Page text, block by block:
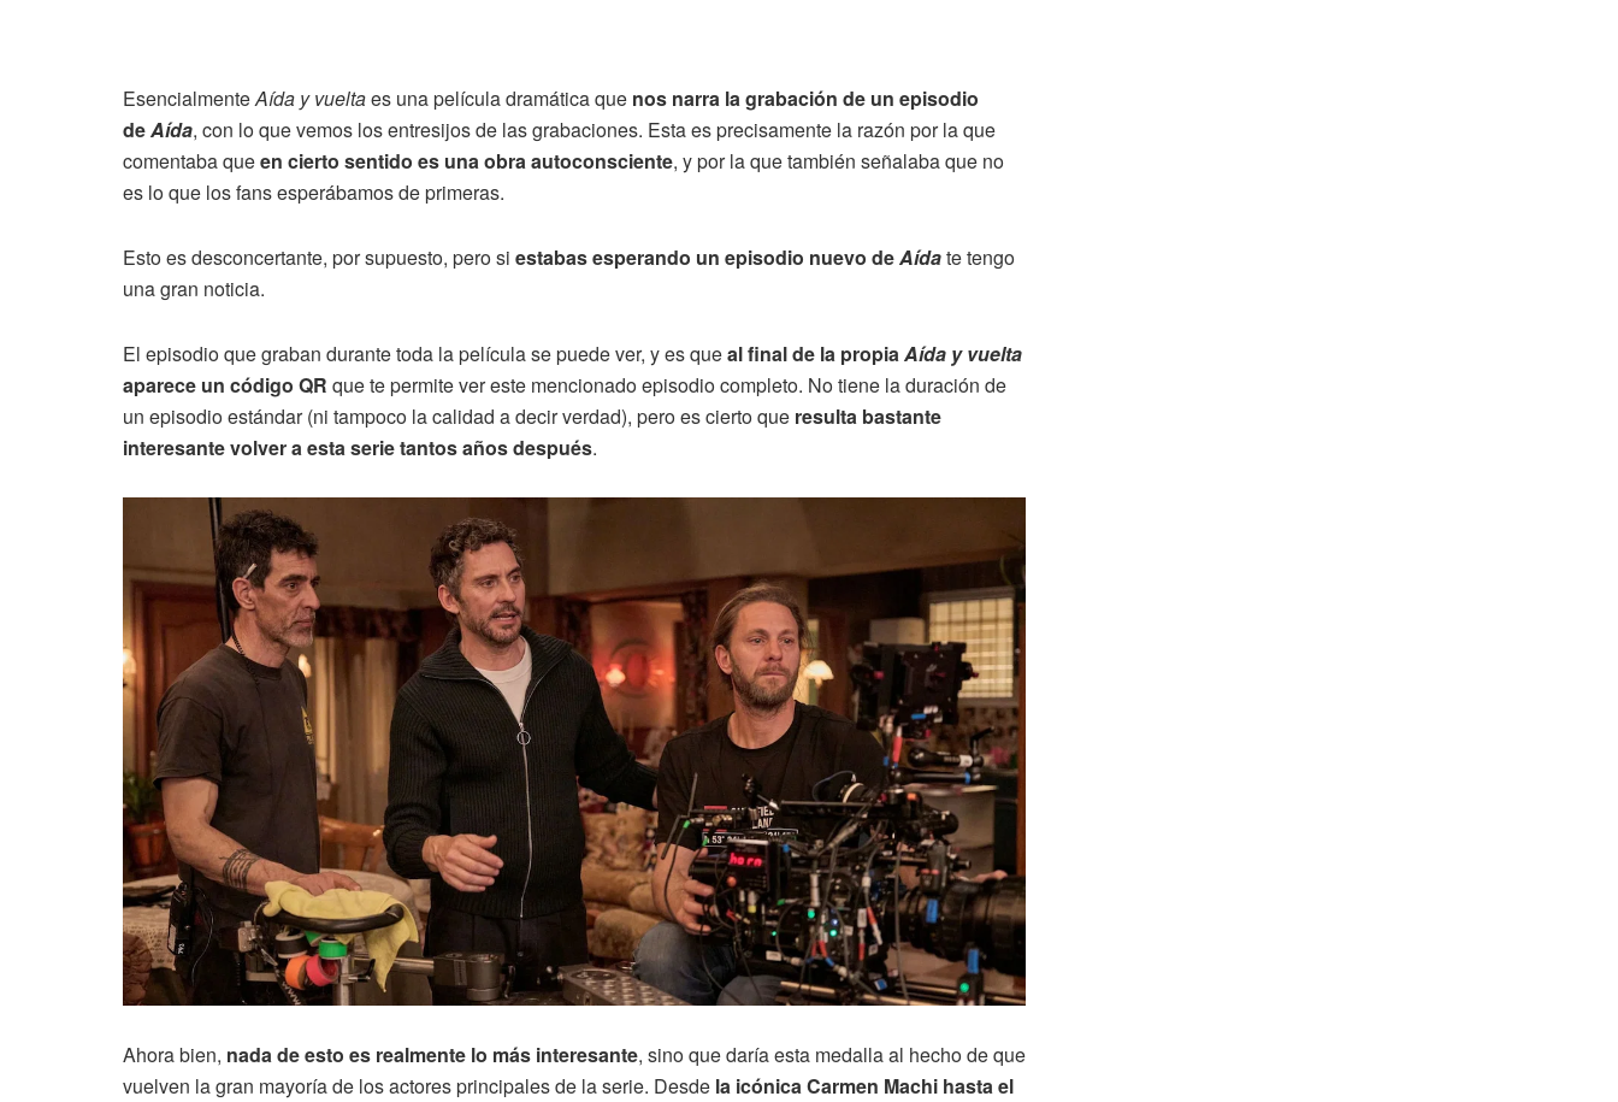
EsencialmenteAída y vueltaes una película dramática que nos narra la grabación de un episodio
deAída, con lo que vemos los entresijos de las grabaciones. Esta es precisamente la razón por la que
comentaba queen cierto sentido es una obra autoconsciente, y por la que también señalaba que no
es lo que los fans esperábamos de primeras.
Esto es desconcertante, por supuesto, pero si estabas esperando un episodio nuevo deAídate tengo
una gran noticia.
El episodio que graban durante toda la película se puede ver, y es queal final de la propiaAída y vuelta
aparece un código QR que te permite ver este mencionado episodio completo. No tiene la duración de
un episodio estándar (ni tampoco la calidad a decir verdad), pero es cierto que resulta bastante
interesante volver a esta serie tantos años después.
Ahora bien, nada de esto es realmente lo más interesante, sino que daría esta medalla al hecho de que
vuelven la gran mayoría de los actores principales de la serie. Desde la icónica Carmen Machi hasta el